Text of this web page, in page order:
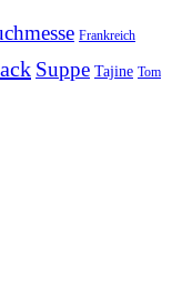
Frankreich
Suppe Tajine Tom